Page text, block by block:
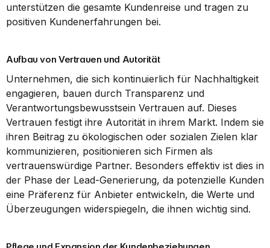
unterstützen die gesamte Kundenreise und tragen zu
positiven Kundenerfahrungen bei.
Aufbau von Vertrauen und Autorität
Unternehmen, die sich kontinuierlich für Nachhaltigkeit
engagieren, bauen durch Transparenz und
Verantwortungsbewusstsein Vertrauen auf. Dieses
Vertrauen festigt ihre Autorität in ihrem Markt. Indem sie
ihren Beitrag zu ökologischen oder sozialen Zielen klar
kommunizieren, positionieren sich Firmen als
vertrauenswürdige Partner. Besonders effektiv ist dies in
der Phase der Lead-Generierung, da potenzielle Kunden
eine Präferenz für Anbieter entwickeln, die Werte und
Überzeugungen widerspiegeln, die ihnen wichtig sind.